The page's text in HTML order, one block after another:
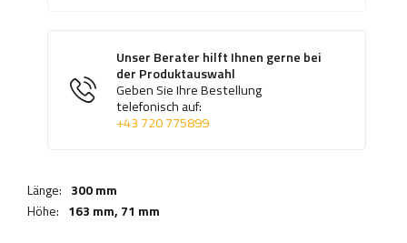
Unser Berater hilft Ihnen gerne bei
der Produktauswahl
Geben Sie Ihre Bestellung
telefonisch auf:
+43 720 775899
Länge: 300 mm
Höhe: 163 mm, 71 mm